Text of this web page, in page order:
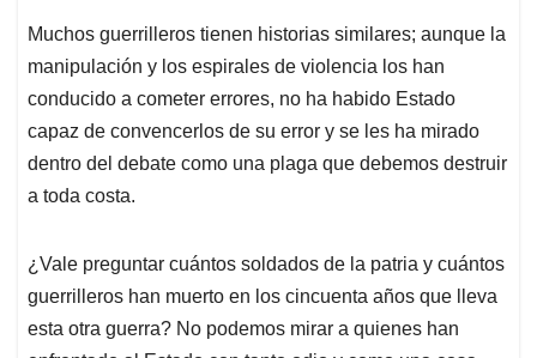
Muchos guerrilleros tienen historias similares; aunque la
manipulación y los espirales de violencia los han
conducido a cometer errores, no ha habido Estado
capaz de convencerlos de su error y se les ha mirado
dentro del debate como una plaga que debemos destruir
a toda costa.
¿Vale preguntar cuántos soldados de la patria y cuántos
guerrilleros han muerto en los cincuenta años que lleva
esta otra guerra? No podemos mirar a quienes han